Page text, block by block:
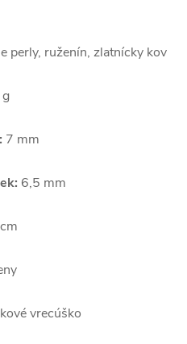
perly, ruženín, zlatnícky kov
7 mm
6,5 mm
vrecúško